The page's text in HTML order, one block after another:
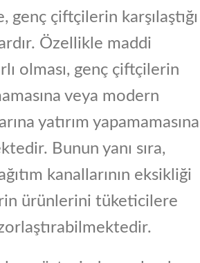
genç çiftçilerin karşılaştığı
Özellikle maddi
olması, genç çiftçilerin
veya modern
yatırım yapamamasına
Bunun yanı sıra,
kanallarının eksikliği
ürünlerini tüketicilere